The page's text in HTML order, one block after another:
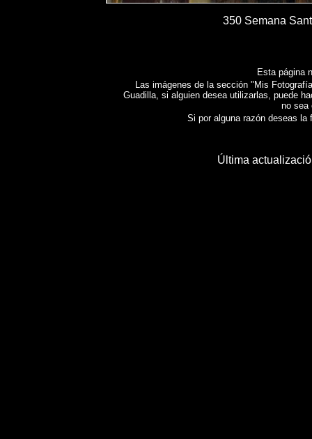
350 Semana
Esta página
Las imágenes de la sección "Mis
Guadilla, si alguien desea utilizarlas, puede
no sea
Si por alguna razón deseas
Última